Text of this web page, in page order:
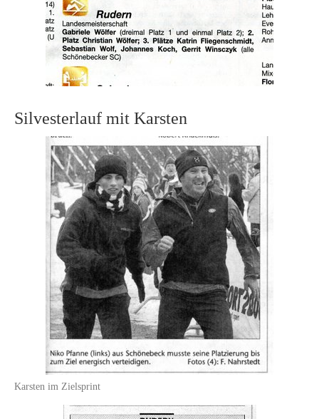
Silvesterlauf mit Karsten
Karsten im Zielsprint